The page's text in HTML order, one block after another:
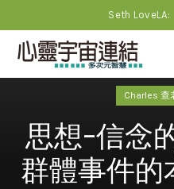
Seth LoveLA:
Charles 查
思想-信念
群體事件